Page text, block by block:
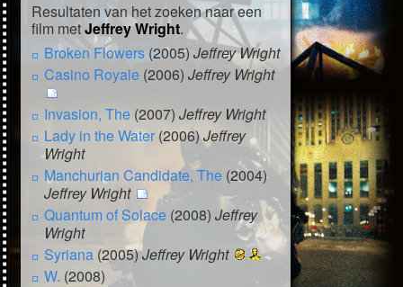
Resultaten van het zoeken naar een
film metJeffrey Wright.
Broken Flowers (2005)Jeffrey Wright
Casino Royale (2006) Jeffrey Wright
Invasion, The (2007) Jeffrey Wright
Lady in the Water (2006)Jeffrey
Wright
Manchurian Candidate, The (2004)
Jeffrey Wright
Quantum of Solace (2008) Jeffrey
Wright
Syriana (2005)Jeffrey Wright
W. (2008)